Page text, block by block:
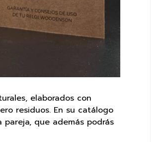
elaborados con
residuos. En su catálogo
que además podrás